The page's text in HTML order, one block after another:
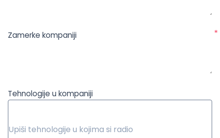
Zamerke kompaniji *
Tehnologije u kompaniji
Upiši tehnologije u kojima si radio